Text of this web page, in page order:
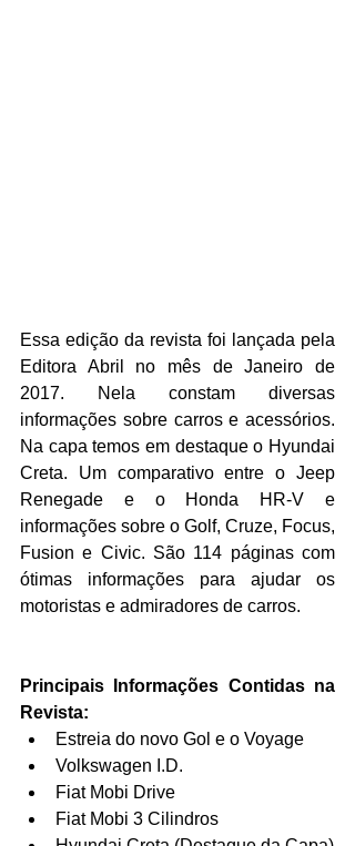
Essa edição da revista foi lançada pela
Editora Abril no mês de Janeiro de
2017. Nela constam diversas
informações sobre carros e acessórios.
Na capa temos em destaque o Hyundai
Creta. Um comparativo entre o Jeep
Renegade e o Honda HR-V e
informações sobre o Golf, Cruze, Focus,
Fusion e Civic. São 114 páginas com
ótimas informações para ajudar os
motoristas e admiradores de carros.
Principais Informações Contidas na
Revista:
Estreia do novo Gol e o Voyage
Volkswagen I.D.
Fiat Mobi Drive
Fiat Mobi 3 Cilindros